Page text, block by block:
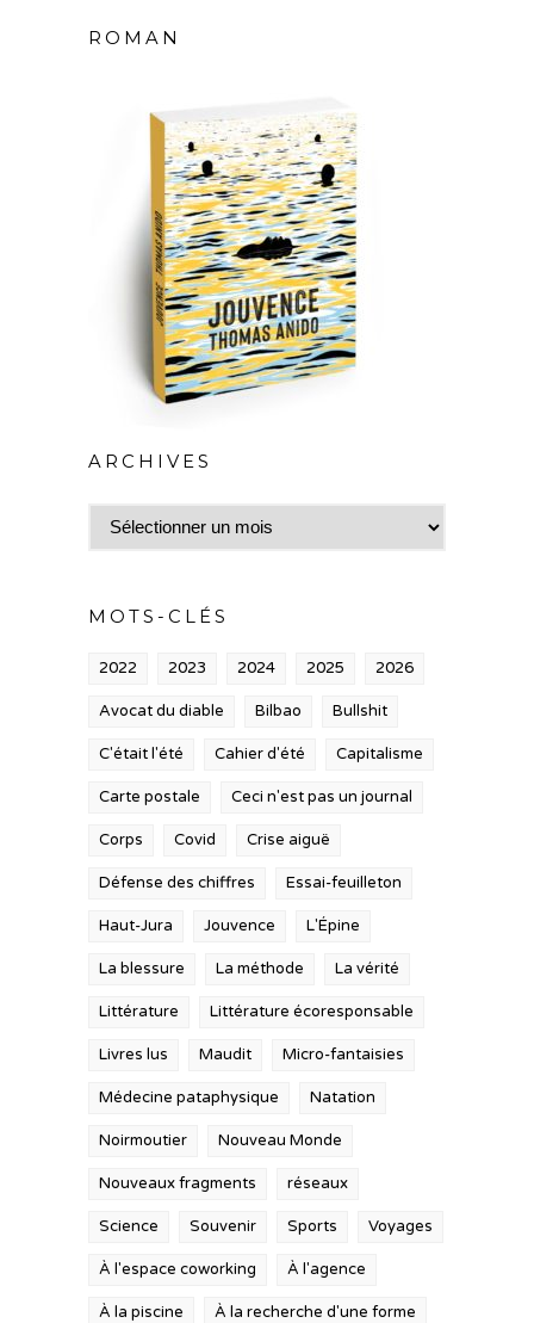
ROMAN
ARCHIVES
Archives
MOTS-CLÉS
2022 2023 2024 2025 2026
Avocat du diable Bilbao Bullshit
C'était l'été Cahier d'été Capitalisme
Carte postale Ceci n'est pas un journal
Corps Covid Crise aiguë
Défense des chiffres Essai-feuilleton
Haut-Jura Jouvence L'Épine
La blessure La méthode La vérité
Littérature Littérature écoresponsable
Livres lus Maudit Micro-fantaisies
Médecine pataphysique Natation
Noirmoutier Nouveau Monde
Nouveaux fragments réseaux
Science Souvenir Sports Voyages
À l'espace coworking À l'agence
À la piscine À la recherche d'une forme